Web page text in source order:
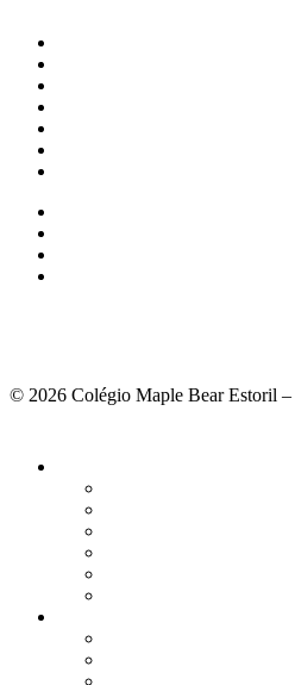
© 2026 Colégio Maple Bear Estoril –
Fechar